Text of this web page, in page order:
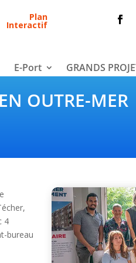
Plan
Interactif
E-Port GRANDS
OUTRE-MER
4
bureau